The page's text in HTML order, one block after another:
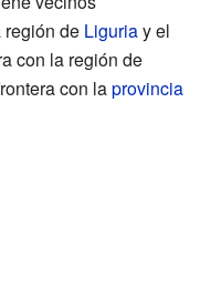
región de Liguriay el
con la región de
con laprovincia